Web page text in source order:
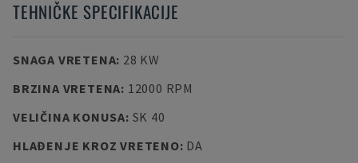
TEHNIČKE SPECIFIKACIJE
SNAGA VRETENA: 28 KW
BRZINA VRETENA: 12000 RPM
VELIČINA KONUSA: SK 40
HLAĐENJE KROZ VRETENO: DA